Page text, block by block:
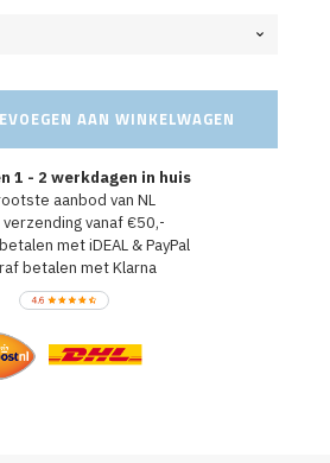
AAN WINKELWAGEN
1 - 2 werkdagen in huis
aanbod van NL
vanaf €50,-
met iDEAL & PayPal
betalen met Klarna